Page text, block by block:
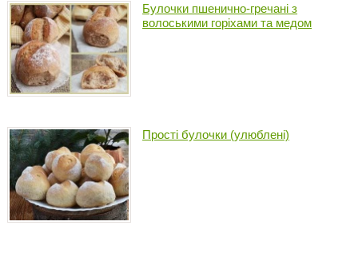
Булочки пшенично-гречані з
волоськими горіхами та медом
Прості булочки (улюблені)